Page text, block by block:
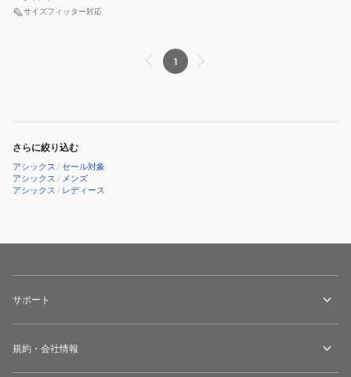
ル
ROCKET
11
ル
ロ
1073A065.101
サイズフィッター対応
1
さらに絞り込む
アシックス /セール対象
アシックス / メンズ
アシックス / レディース
サポート
規約・会社情報